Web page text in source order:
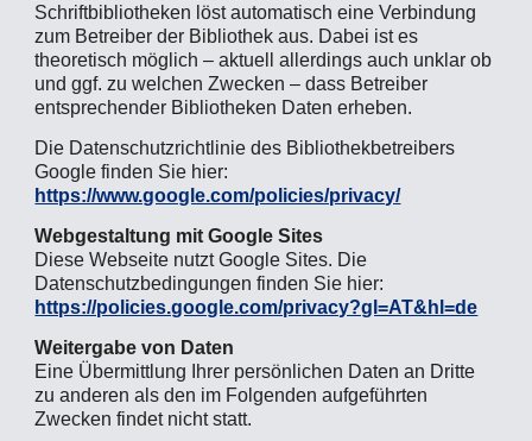
Schriftbibliotheken löst automatisch eine Verbindung
zum Betreiber der Bibliothek aus. Dabei ist es
theoretisch möglich – aktuell allerdings auch unklar ob
und ggf. zu welchen Zwecken – dass Betreiber
entsprechender Bibliotheken Daten erheben.
Die Datenschutzrichtlinie des Bibliothekbetreibers
Google finden Sie hier:
https://www.google.com/policies/privacy/
Webgestaltung mit Google Sites
Diese Webseite nutzt Google Sites. Die
Datenschutzbedingungen finden Sie hier:
https://policies.google.com/privacy?gl=AT&hl=de
Weitergabe von Daten
Eine Übermittlung Ihrer persönlichen Daten an Dritte
zu anderen als den im Folgenden aufgeführten
Zwecken findet nicht statt.